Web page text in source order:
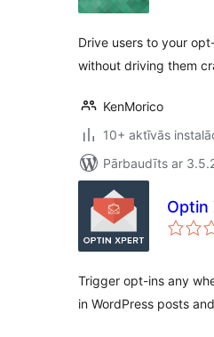
Drive users to your
without driving them
KenMorico
10+ aktīvās
Pārbaudīts ar
Optin
Trigger opt-ins any
in WordPress posts